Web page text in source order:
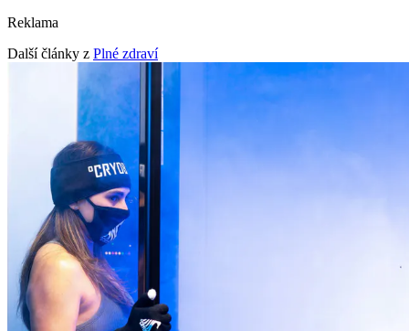
Reklama
Další články z Plné zdraví